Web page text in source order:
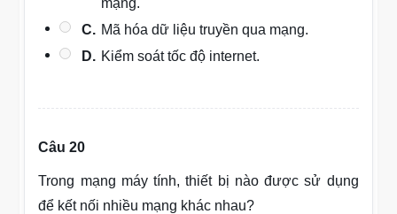
mạng.
C. Mã hóa dữ liệu truyền qua mạng.
D. Kiểm soát tốc độ internet.
Câu 20
Trong mạng máy tính, thiết bị nào được sử dụng
để kết nối nhiều mạng khác nhau?